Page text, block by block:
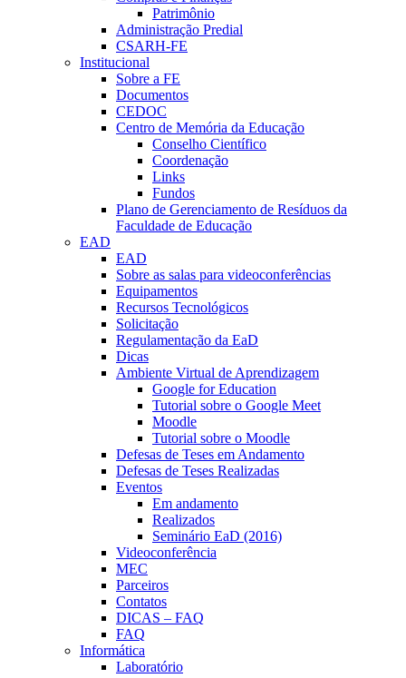
Patrimônio
Administração Predial
CSARH-FE
Institucional
Sobre a FE
Documentos
CEDOC
Centro de Memória da Educação
Conselho Científico
Coordenação
Links
Fundos
Plano de Gerenciamento de Resíduos da
Faculdade de Educação
EAD
EAD
Sobre as salas para videoconferências
Equipamentos
Recursos Tecnológicos
Solicitação
Regulamentação da EaD
Dicas
Ambiente Virtual de Aprendizagem
Google for Education
Tutorial sobre o Google Meet
Moodle
Tutorial sobre o Moodle
Defesas de Teses em Andamento
Defesas de Teses Realizadas
Eventos
Em andamento
Realizados
Seminário EaD (2016)
Videoconferência
MEC
Parceiros
Contatos
DICAS – FAQ
FAQ
Informática
Laboratório